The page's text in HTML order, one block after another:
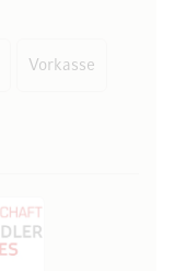
Vorkasse